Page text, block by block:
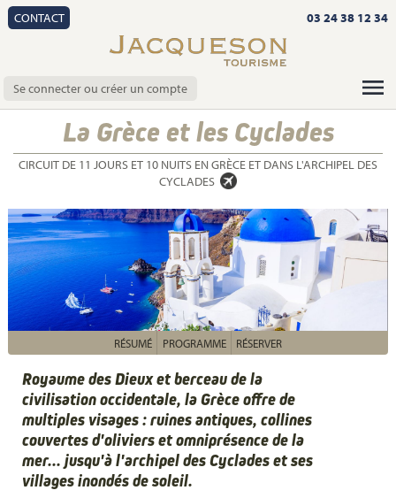
CONTACT 03 24 38 12 34
Se connecter ou créer un compte
La Grèce et les Cyclades
CIRCUIT DE 11 JOURS ET 10 NUITS EN GRÈCE ET DANS L'ARCHIPEL DES
CYCLADES
RÉSUMÉ PROGRAMME RÉSERVER
Royaume des Dieux et berceau de la
civilisation occidentale, la Grèce offre de
multiples visages : ruines antiques, collines
couvertes d'oliviers et omniprésence de la
mer... jusqu'à l'archipel des Cyclades et ses
villages inondés de soleil.